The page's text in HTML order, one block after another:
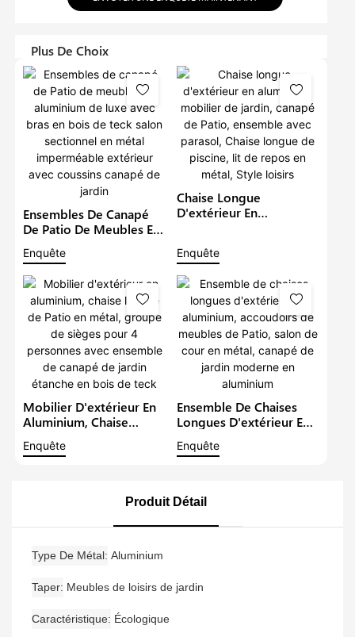
Plus De Choix
Ensembles De Canapé
De Patio De Meubles En
Aluminium De Luxe Avec
Bras En Bois De Teck
Salon Sectionnel En
Métal Imperméable
Extérieur Avec Coussins
Canapé De Jardin
Enquête
Chaise Longue
D'extérieur En
Ensemble Avec Parasol,
Chaise Longue De
Piscine, Lit De Repos En
Métal, Style Loisirs
Enquête
Mobilier D'extérieur En
Aluminium, Chaise
Métal, Groupe De
Étanche En Bois De Teck
Enquête
Ensemble De Chaises
Longues D'extérieur En
De Meubles De Patio,
Moderne En Aluminium
Enquête
Produit Détail
Type De Métal Aluminium
Taper Meubles de loisirs de jardin
Caractéristique Écologique